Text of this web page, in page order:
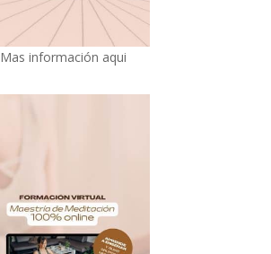
Mas información aqui